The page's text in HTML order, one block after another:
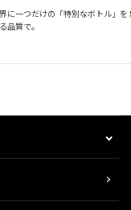
に一つだけの「特別なボトル」を
品質で。